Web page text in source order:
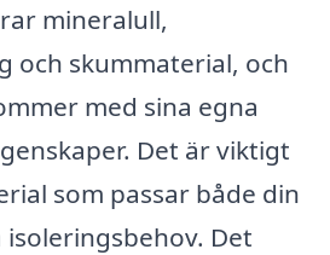
mineralull,
och skummaterial, och
med sina egna
Det är viktigt
som passar både din
Det